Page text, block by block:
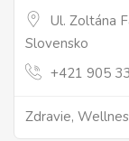
Ul. Zoltána
Slovensko
+421 905
Zdravie,